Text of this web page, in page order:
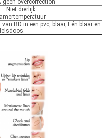
geen overcorrection
Niet dierlijk
BD in een pvc, blaar, Één blaar en